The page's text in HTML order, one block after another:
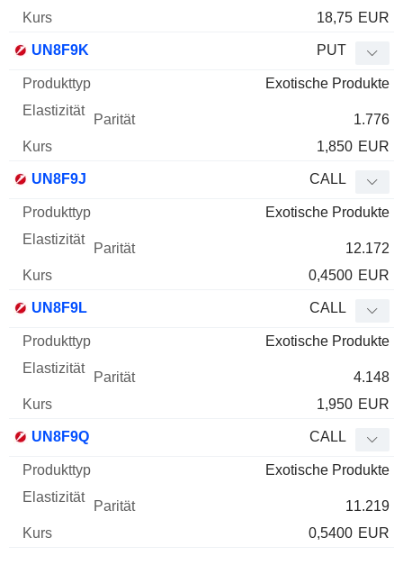
18,75 EUR
UN8F9K PUT
Exotische Produkte
1.776
1,850 EUR
UN8F9J CALL
Exotische Produkte
12.172
0,4500 EUR
UN8F9L CALL
Exotische Produkte
4.148
1,950 EUR
UN8F9Q CALL
Exotische Produkte
11.219
0,5400 EUR